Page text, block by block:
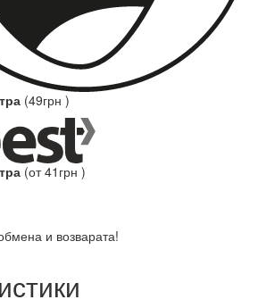
(49грн )
(от 41грн )
и возварата!